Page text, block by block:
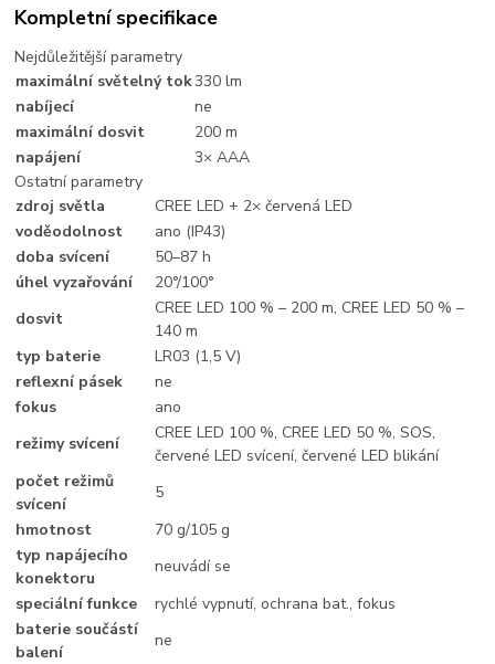
Kompletní specifikace
Nejdůležitější parametry
maximální světelný tok330 lm
nabíjecí
ne
maximální dosvit
200 m
napájení
3× AAA
Ostatní parametry
zdroj světla
CREE LED + 2× červená LED
voděodolnost
ano (IP43)
doba svícení
50–87 h
úhel vyzařování
20°/100°
dosvit
CREE LED 100 % – 200 m, CREE LED 50 % –
140 m
typ baterie
LR03 (1,5 V)
reflexní pásek
ne
fokus
ano
režimy svícení
CREE LED 100 %, CREE LED 50 %, SOS,
červené LED svícení, červené LED blikání
počet režimů
svícení
5
hmotnost
70 g/105 g
typ napájecího
konektoru
neuvádí se
speciální funkce
rychlé vypnutí, ochrana bat., fokus
baterie součástí
balení
ne